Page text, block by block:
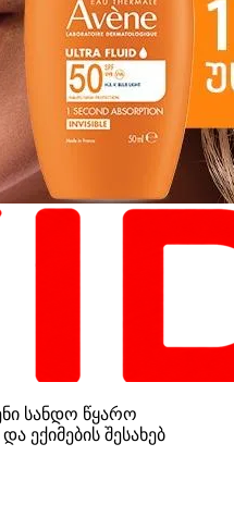
სანდო წყარო
ექიმების შესახებ